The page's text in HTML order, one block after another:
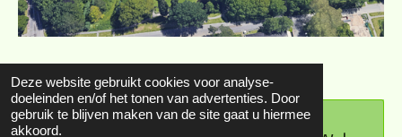
Deze website gebruikt cookies voor analyse-
doeleinden en/of het tonen van advertenties. Door
gebruik te blijven maken van de site gaat u hiermee
akkoord.